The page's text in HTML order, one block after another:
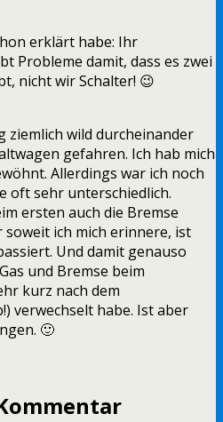
erklärt habe: Ihr
Probleme damit, dass es zwei
nicht wir Schalter! 😉
ziemlich wild durcheinander
gefahren. Ich hab mich
Allerdings war ich noch
oft sehr unterschiedlich.
ersten auch die Bremse
ich mich erinnere, ist
Und damit genauso
und Bremse beim
kurz nach dem
verwechselt habe. Ist aber
🙂